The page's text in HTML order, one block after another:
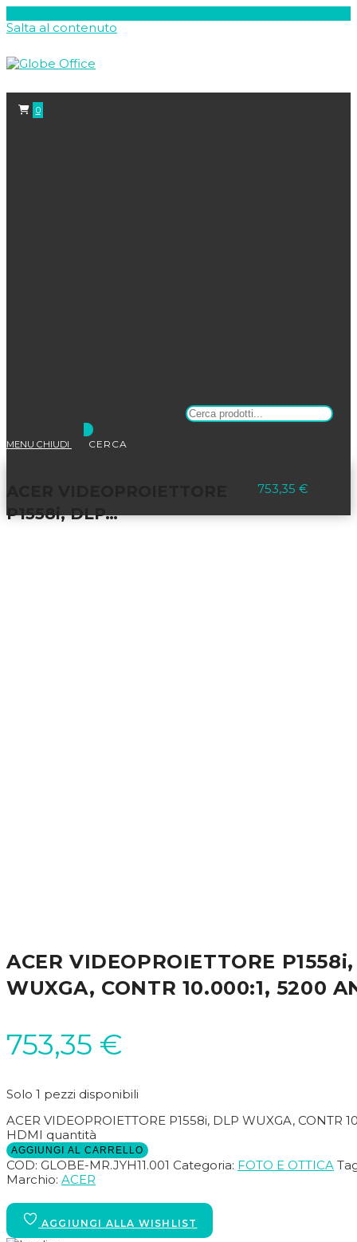
Salta al contenuto
0
MENU CHIUDI
P1558i, DLP…
753,35 €
ACER VIDEOPROIETTORE
WUXGA, CONTR 10.000:1, 5200
753,35 €
Solo 1 pezzi disponibili
ACER VIDEOPROIETTORE P1558i, DLP WUXGA, CONTR
HDMI quantità
AGGIUNGI AL CARRELLO
COD: GLOBE-MR.JYH11.001 Categoria: FOTO E OTTICA
Marchio: ACER